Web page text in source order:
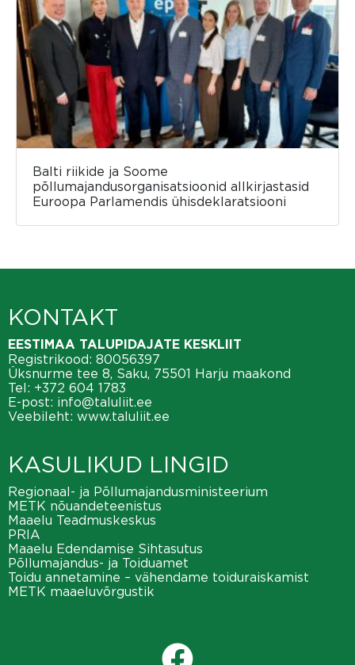
Balti riikide ja Soome
põllumajandusorganisatsioonid allkirjastasid
Euroopa Parlamendis ühisdeklaratsiooni
KONTAKT
EESTIMAA TALUPIDAJATE KESKLIIT
Registrikood: 80056397
Üksnurme tee 8, Saku, 75501 Harju maakond
Tel: +372 604 1783
E-post: info@taluliit.ee
Veebileht: www.taluliit.ee
KASULIKUD LINGID
Regionaal- ja Põllumajandusministeerium
METK nõuandeteenistus
Maaelu Teadmuskeskus
PRIA
Maaelu Edendamise Sihtasutus
Põllumajandus- ja Toiduamet
Toidu annetamine – vähendame toiduraiskamist
METK maaeluvõrgustik